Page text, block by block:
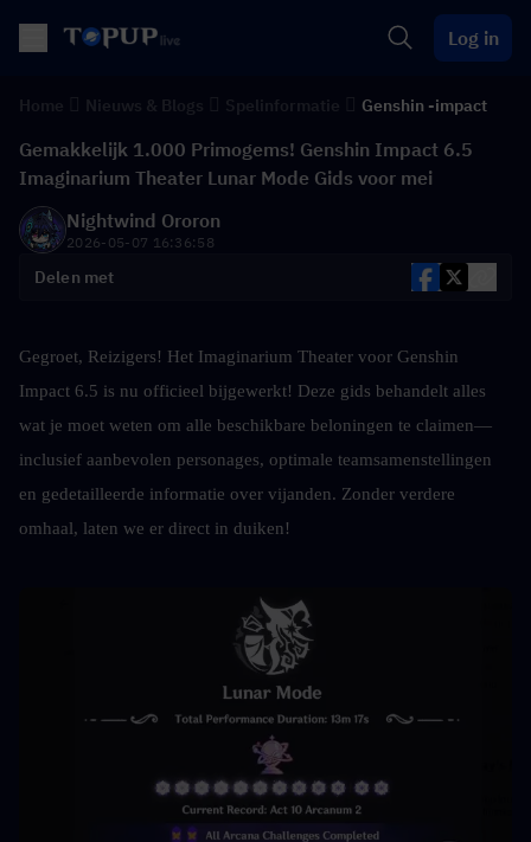
Log in
Genshin -impact
Gemakkelijk 1.000 Primogems! Genshin Impact 6.5
Imaginarium Theater Lunar Mode Gids voor mei
Nightwind Ororon
2026-05-07 16:36:58
Delen met
Gegroet, Reizigers! Het Imaginarium Theater voor Genshin
Impact 6.5 is nu officieel bijgewerkt! Deze gids behandelt alles
wat je moet weten om alle beschikbare beloningen te claimen—
inclusief aanbevolen personages, optimale teamsamenstellingen
en gedetailleerde informatie over vijanden. Zonder verdere
omhaal, laten we er direct in duiken!